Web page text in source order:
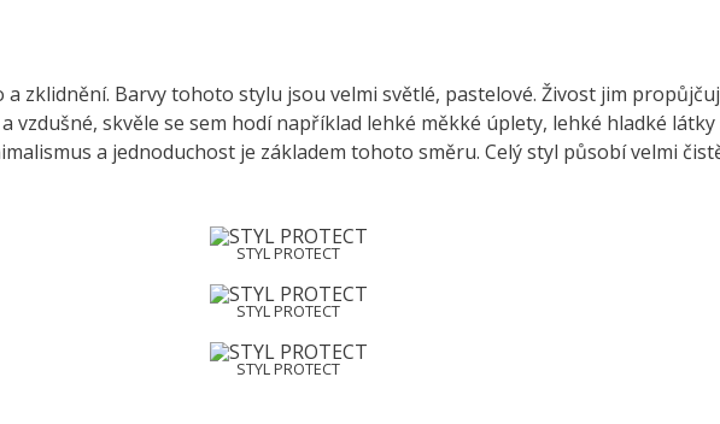
zklidnění. Barvy tohoto stylu jsou velmi světlé, pastelové. Živost jim
skvěle se sem hodí například lehké měkké úplety, lehké hladké
a jednoduchost je základem tohoto směru. Celý styl působí velmi
STYL PROTECT
STYL PROTECT
STYL PROTECT